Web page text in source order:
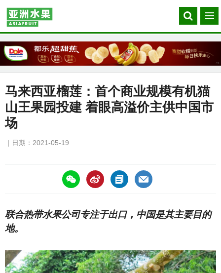
Search
our
菜
单
马来西亚榴莲：首个商业规模有机猫
山王果园投建 着眼高溢价主供中国市
场
日期：2021-05-19
https://asiafruitchina.net/20753.html
联合热带水果公司专注于出口，中国是其主要目的
地。